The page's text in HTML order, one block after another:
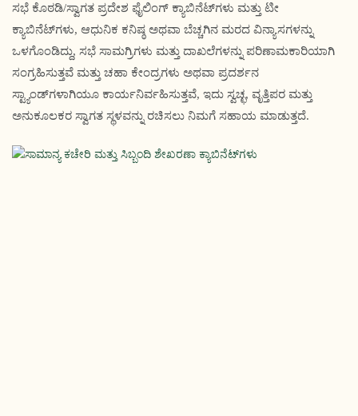
ಸಭೆ ಕೊಠಡಿ/ಸ್ವಾಗತ ಪ್ರದೇಶ ಫೈಲಿಂಗ್ ಕ್ಯಾಬಿನೆಟ್‌ಗಳು ಮತ್ತು ಟೀ
ಕ್ಯಾಬಿನೆಟ್‌ಗಳು, ಆಧುನಿಕ ಕನಿಷ್ಠ ಅಥವಾ ಬೆಚ್ಚಗಿನ ಮರದ ವಿನ್ಯಾಸಗಳನ್ನು
ಒಳಗೊಂಡಿದ್ದು, ಸಭೆ ಸಾಮಗ್ರಿಗಳು ಮತ್ತು ದಾಖಲೆಗಳನ್ನು ಪರಿಣಾಮಕಾರಿಯಾಗಿ
ಸಂಗ್ರಹಿಸುತ್ತವೆ ಮತ್ತು ಚಹಾ ಕೇಂದ್ರಗಳು ಅಥವಾ ಪ್ರದರ್ಶನ
ಸ್ಟ್ಯಾಂಡ್‌ಗಳಾಗಿಯೂ ಕಾರ್ಯನಿರ್ವಹಿಸುತ್ತವೆ, ಇದು ಸ್ವಚ್ಛ, ವೃತ್ತಿಪರ ಮತ್ತು
ಅನುಕೂಲಕರ ಸ್ವಾಗತ ಸ್ಥಳವನ್ನು ರಚಿಸಲು ನಿಮಗೆ ಸಹಾಯ ಮಾಡುತ್ತದೆ.